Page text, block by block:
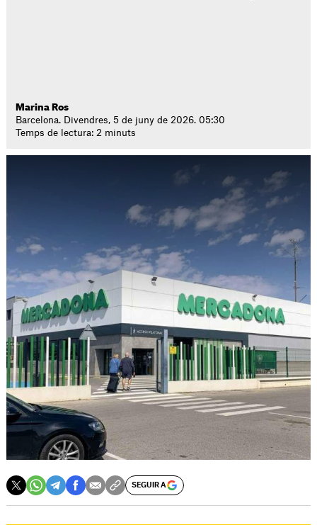
Marina Ros
Barcelona. Divendres, 5 de juny de 2026. 05:30
Temps de lectura: 2 minuts
SEGUIR A